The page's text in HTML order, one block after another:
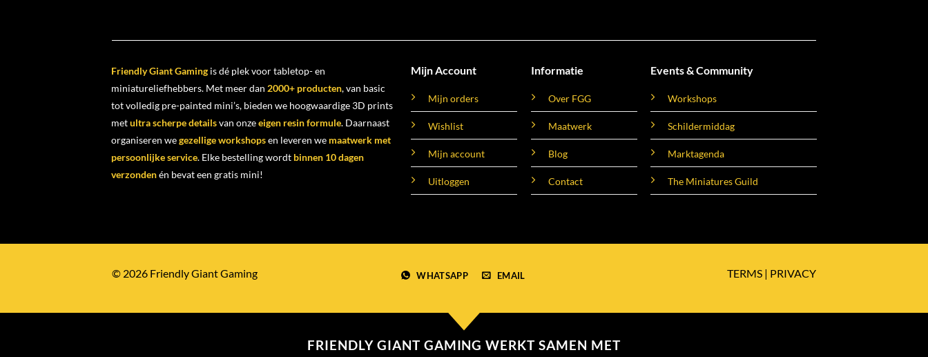
Friendly Giant Gamingis dé plek voor tabletop- en
miniatureliefhebbers. Met meer dan 2000+ producten, van basic
tot volledig pre-painted mini’s, bieden we hoogwaardige 3D prints
metultra scherpe detailsvan onzeeigen resin formule. Daarnaast
organiseren wegezellige workshopsen leveren we maatwerk met
persoonlijke service. Elke bestelling wordt binnen 10 dagen
verzondenén bevat een gratis mini!
Mijn Account
Mijn orders
Wishlist
Mijn account
Uitloggen
Informatie
Over FGG
Maatwerk
Blog
Contact
Events & Community
Workshops
Schildermiddag
Marktagenda
The Miniatures Guild
© 2026 Friendly Giant Gaming WHATSAPP EMAIL TERMS | PRIVACY
FRIENDLY GIANT GAMING WERKT SAMEN MET